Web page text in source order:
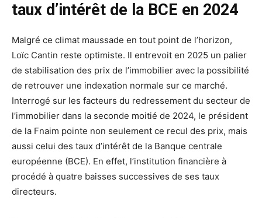
taux d’intérêt de la BCE en 2024
Malgré ce climat maussade en tout point de l’horizon,
Loïc Cantin reste optimiste. Il entrevoit en 2025 un palier
de stabilisation des prix de l’immobilier avec la possibilité
de retrouver une indexation normale sur ce marché.
Interrogé sur les facteurs du redressement du secteur de
l’immobilier dans la seconde moitié de 2024, le président
de la Fnaim pointe non seulement ce recul des prix, mais
aussi celui des taux d’intérêt de la Banque centrale
européenne (BCE). En effet, l’institution financière à
procédé à quatre baisses successives de ses taux
directeurs.